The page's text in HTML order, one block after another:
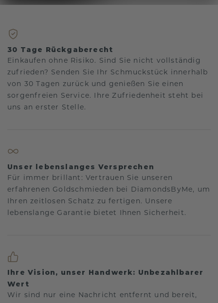
30 Tage Rückgaberecht
Einkaufen ohne Risiko. Sind Sie nicht vollständig
zufrieden? Senden Sie Ihr Schmuckstück innerhalb
von 30 Tagen zurück und genießen Sie einen
sorgenfreien Service. Ihre Zufriedenheit steht bei
uns an erster Stelle.
Unser lebenslanges Versprechen
Für immer brillant: Vertrauen Sie unseren
erfahrenen Goldschmieden bei DiamondsByMe, um
Ihren zeitlosen Schatz zu fertigen. Unsere
lebenslange Garantie bietet Ihnen Sicherheit.
Ihre Vision, unser Handwerk: Unbezahlbarer
Wert
Wir sind nur eine Nachricht entfernt und bereit,